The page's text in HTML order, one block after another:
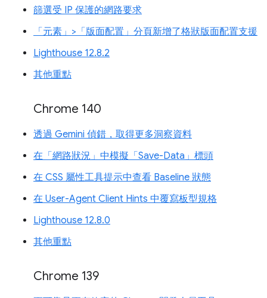
篩選受 IP 保護的網路要求
「元素」>「版面配置」分頁新增了格狀版面配置支援
Lighthouse 12.8.2
其他重點
Chrome 140
透過 Gemini 偵錯，取得更多洞察資料
在「網路狀況」中模擬「Save-Data」標頭
在 CSS 屬性工具提示中查看 Baseline 狀態
在 User-Agent Client Hints 中覆寫板型規格
Lighthouse 12.8.0
其他重點
Chrome 139